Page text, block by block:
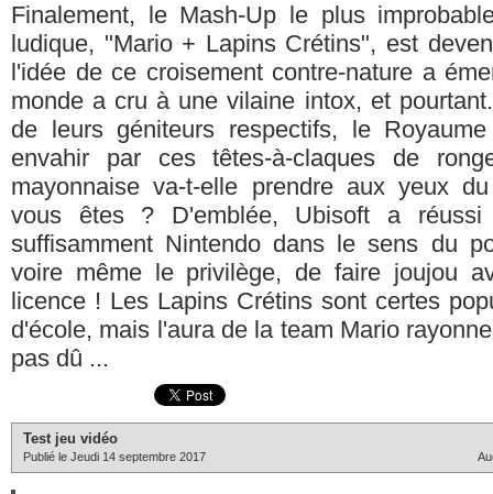
Finalement, le Mash-Up le plus
ludique, "Mario + Lapins Crétins", est
l'idée de ce croisement contre-nature a
monde a cru à une vilaine intox, et
de leurs géniteurs respectifs, le
envahir par ces têtes-à-claques de
mayonnaise va-t-elle prendre aux yeux
vous êtes ? D'emblée, Ubisoft a
suffisamment Nintendo dans le sens du
voire même le privilège, de faire joujou
licence ! Les Lapins Crétins sont certes
d'école, mais l'aura de la team Mario
pas dû ...
Test jeu vidéo
Publié le Jeudi 14 septembre 2017